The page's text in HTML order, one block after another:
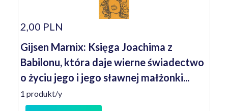
2,00 PLN
Gijsen Marnix: Księga Joachima z
Babilonu, która daje wierne świadectwo
o życiu jego i jego sławnej małżonki...
1 produkt/y